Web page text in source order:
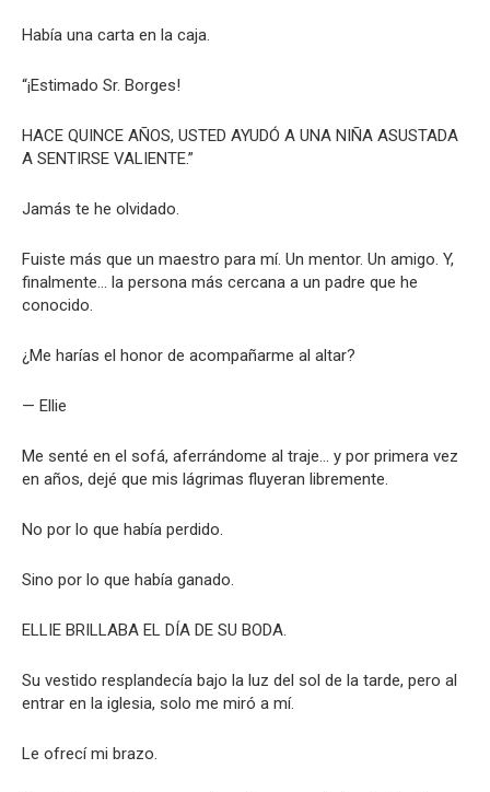
Había una carta en la caja.
“¡Estimado Sr. Borges!
HACE QUINCE AÑOS, USTED AYUDÓ A UNA NIÑA ASUSTADA
A SENTIRSE VALIENTE.”
Jamás te he olvidado.
Fuiste más que un maestro para mí. Un mentor. Un amigo. Y,
finalmente… la persona más cercana a un padre que he
conocido.
¿Me harías el honor de acompañarme al altar?
— Ellie
Me senté en el sofá, aferrándome al traje… y por primera vez
en años, dejé que mis lágrimas fluyeran libremente.
No por lo que había perdido.
Sino por lo que había ganado.
ELLIE BRILLABA EL DÍA DE SU BODA.
Su vestido resplandecía bajo la luz del sol de la tarde, pero al
entrar en la iglesia, solo me miró a mí.
Le ofrecí mi brazo.